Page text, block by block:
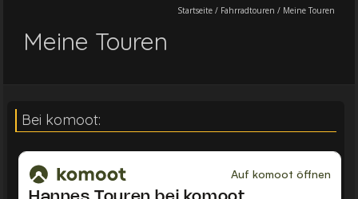
Startseite / Fahrradtouren / Meine Touren
Meine Touren
Bei komoot: